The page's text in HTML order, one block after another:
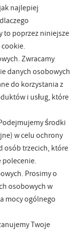
najlepiej
to poprzez niniejsze
Zwracamy
danych osobowych
do korzystania z
i usług, które
środki
w celu ochrony
osób trzecich, które
polecenie.
Prosimy o
osobowych w
mocy ogólnego
Twoje